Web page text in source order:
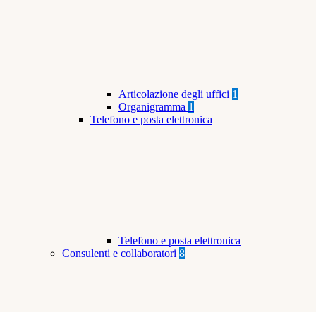
Articolazione degli uffici 1
Organigramma 1
Telefono e posta elettronica
Telefono e posta elettronica
Consulenti e collaboratori 8